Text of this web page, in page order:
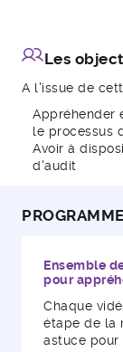
Les
A l'issue de
Appréhender
le processus
Avoir à
d'audit
Ensemble
pour
Chaque
étape de la
astuce pour